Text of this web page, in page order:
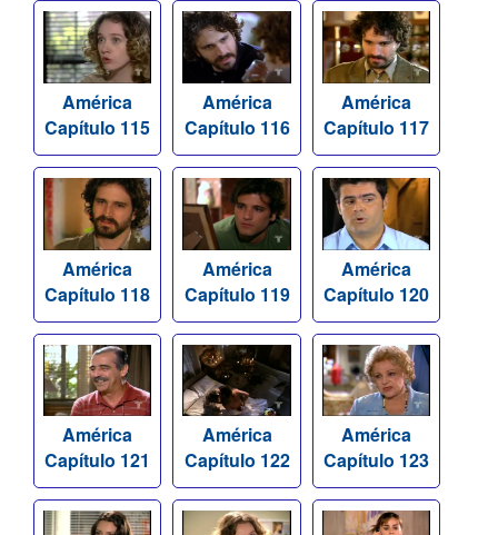
América
Capítulo 115
América
Capítulo 116
América
Capítulo 117
América
Capítulo 118
América
Capítulo 119
América
Capítulo 120
América
Capítulo 121
América
Capítulo 122
América
Capítulo 123